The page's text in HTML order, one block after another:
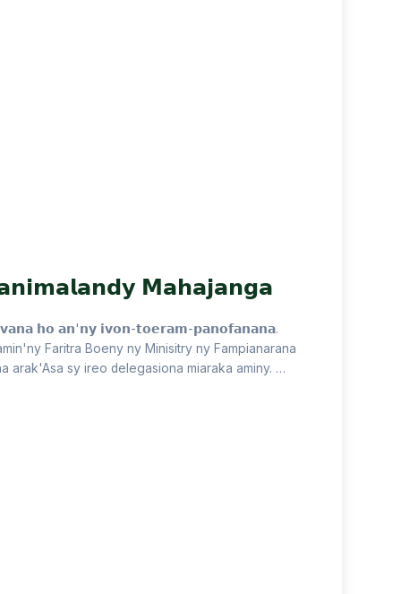
𝗠𝗮𝗵𝗮𝗷𝗮𝗻𝗴𝗮
𝗵𝗼 𝗮𝗻'𝗻𝘆 𝗶𝘃𝗼𝗻-𝘁𝗼𝗲𝗿𝗮𝗺-𝗽𝗮𝗻𝗼𝗳𝗮𝗻𝗮𝗻𝗮.
Faritra Boeny ny Minisitry ny Fampianarana
arak'Asa sy ireo delegasiona miaraka aminy. …